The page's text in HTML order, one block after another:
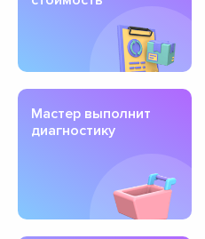
Мастер выполнит
диагностику